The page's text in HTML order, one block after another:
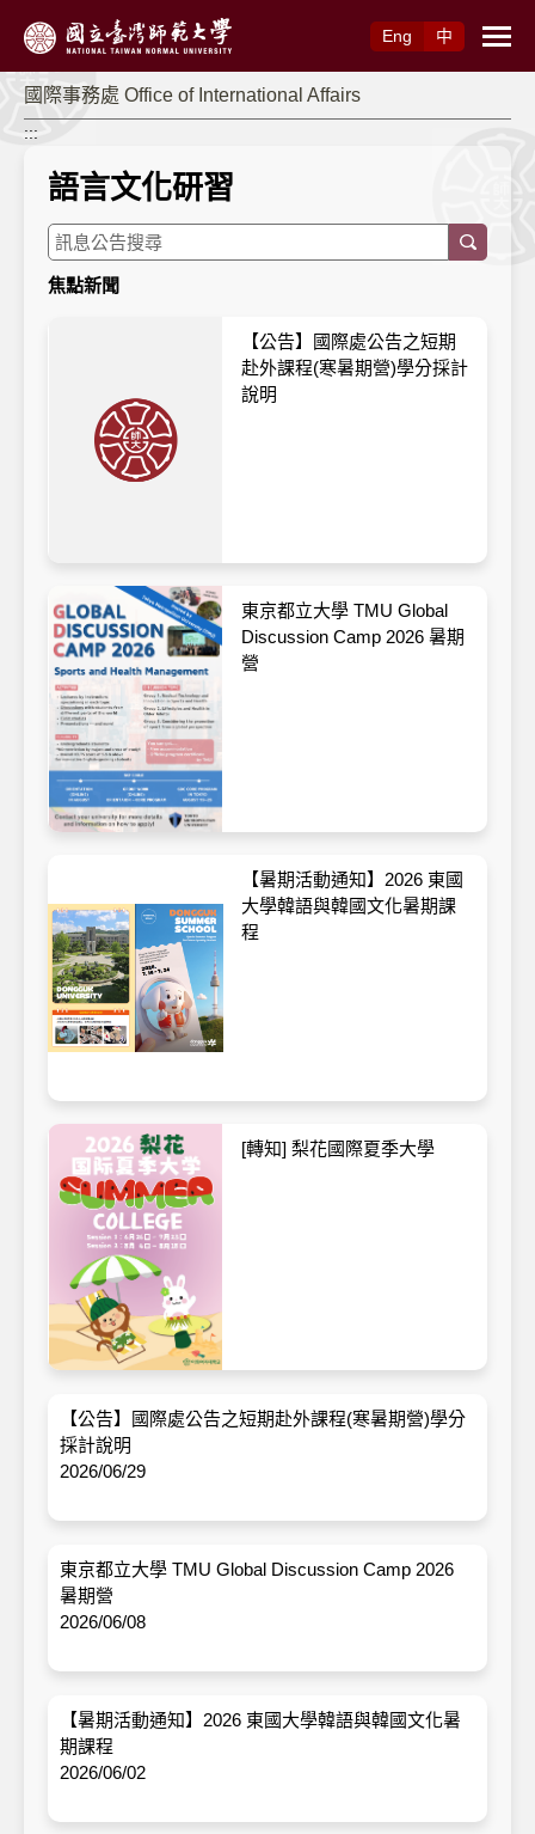
Eng
中
國際事務處 Office of International Affairs
:::
語言文化研習
焦點新聞
【公告】國際處公告之短期
赴外課程(寒暑期營)學分採計
說明
東京都立大學 TMU Global
Discussion Camp 2026 暑期
營
【暑期活動通知】2026 東國
大學韓語與韓國文化暑期課
程
[轉知] 梨花國際夏季大學
【公告】國際處公告之短期赴外課程(寒暑期營)學分
採計說明
2026/06/29
東京都立大學 TMU Global Discussion Camp 2026
暑期營
2026/06/08
【暑期活動通知】2026 東國大學韓語與韓國文化暑
期課程
2026/06/02